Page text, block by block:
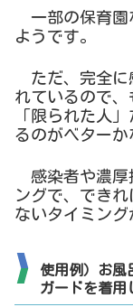
一部の保育園
ようです。
ただ、完全に
れているので
「限られた人
るのがベターか
感染者や濃厚
ングで、でき
ないタイミング
使用例）お風
ガードを着用